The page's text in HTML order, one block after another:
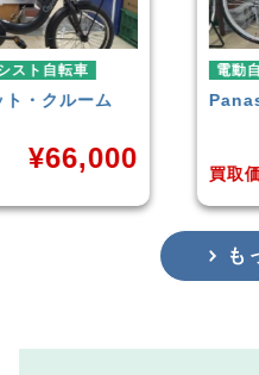
ム
電動自転車・電
Panasonicビ
買取価格
も